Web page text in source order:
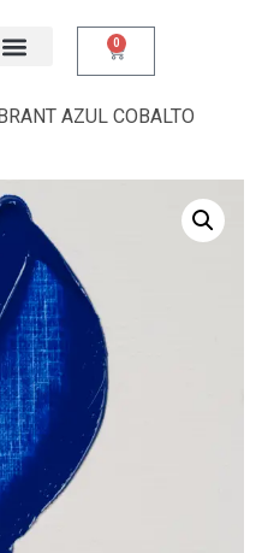
0
AZUL COBALTO